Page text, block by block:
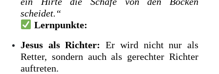
scheidet.“
Lernpunkte:
Jesus als Richter: Er wird nicht nur als
Retter, sondern auch als gerechter Richter
auftreten.